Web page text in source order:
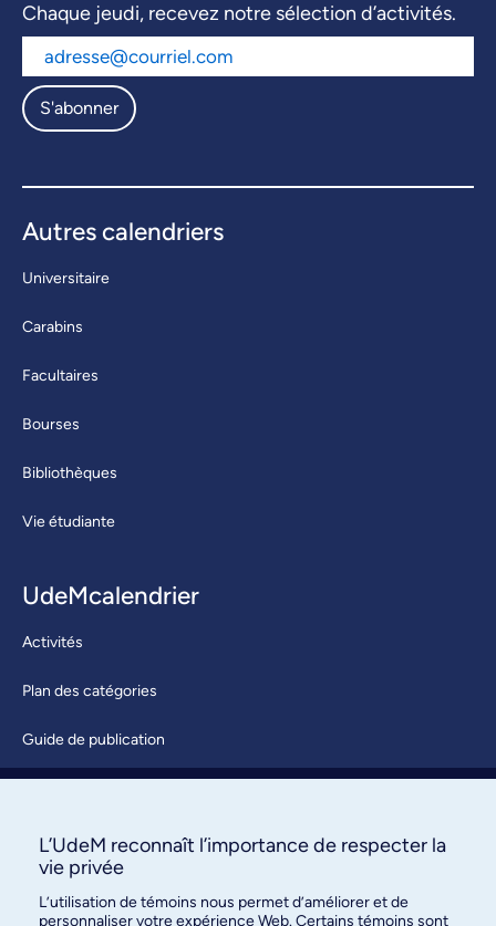
Chaque jeudi, recevez notre sélection d’activités.
S'abonner
Autres calendriers
Universitaire
Carabins
Facultaires
Bourses
Bibliothèques
Vie étudiante
UdeMcalendrier
Activités
Plan des catégories
Guide de publication
À propos / Nous joindre
L’UdeM reconnaît l’importance de respecter la
vie privée
L’utilisation de témoins nous permet d’améliorer et de
personnaliser votre expérience Web. Certains témoins sont